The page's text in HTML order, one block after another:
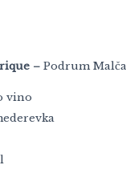
– Podrum Malča
vino